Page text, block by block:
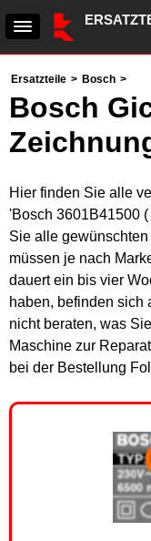
Ersatzteile > Bosch >
Bosch
Hier finden Sie alle
'Bosch 3601B41500
Sie alle
müssen je nach
dauert ein bis vier
haben, befinden sich
nicht beraten, was
Maschine zur
bei der Bestellung